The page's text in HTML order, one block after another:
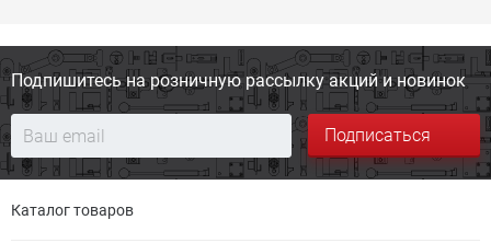
Подпишитесь на розничную рассылку акций и новинок
Подписаться
Каталог товаров